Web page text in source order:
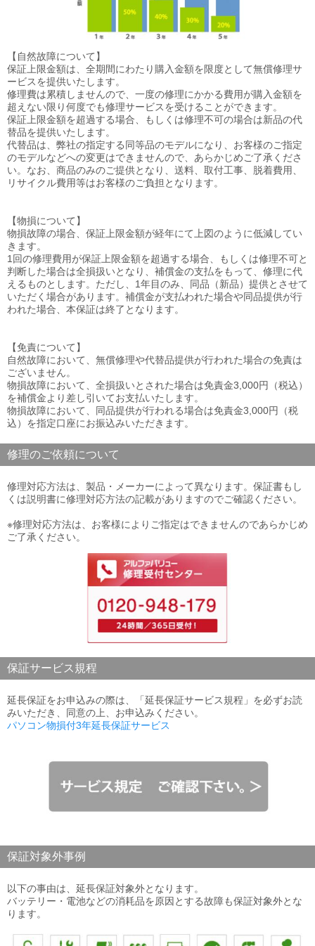
【自然故障について】
保証上限金額は、全期間にわたり購入金額を限度として無償修理サ
ービスを提供いたします。
修理費は累積しませんので、一度の修理にかかる費用が購入金額を
超えない限り何度でも修理サービスを受けることができます。
保証上限金額を超過する場合、もしくは修理不可の場合は新品の代
替品を提供いたします。
代替品は、弊社の指定する同等品のモデルになり、お客様のご指定
のモデルなどへの変更はできませんので、あらかじめご了承くださ
い。なお、商品のみのご提供となり、送料、取付工事、脱着費用、
リサイクル費用等はお客様のご負担となります。
【物損について】
物損故障の場合、保証上限金額が経年にて上図のように低減してい
きます。
1回の修理費用が保証上限金額を超過する場合、もしくは修理不可と
判断した場合は全損扱いとなり、補償金の支払をもって、修理に代
えるものとします。ただし、1年目のみ、同品（新品）提供とさせて
いただく場合があります。補償金が支払われた場合や同品提供が行
われた場合、本保証は終了となります。
【免責について】
自然故障において、無償修理や代替品提供が行われた場合の免責は
ございません。
物損故障において、全損扱いとされた場合は免責金3,000円（税込）
を補償金より差し引いてお支払いたします。
物損故障において、同品提供が行われる場合は免責金3,000円（税
込）を指定口座にお振込みいただきます。
修理のご依頼について
修理対応方法は、製品・メーカーによって異なります。保証書もし
くは説明書に修理対応方法の記載がありますのでご確認ください。
※修理対応方法は、お客様によりご指定はできませんのであらかじめ
ご了承ください。
保証サービス規程
延長保証をお申込みの際は、「延長保証サービス規程」を必ずお読
みいただき、同意の上、お申込みください。
パソコン物損付3年延長保証サービス
保証対象外事例
以下の事由は、延長保証対象外となります。
バッテリー・電池などの消耗品を原因とする故障も保証対象外とな
ります。